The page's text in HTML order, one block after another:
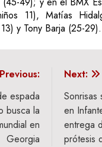
11), Matías
y Tony Barja (25-29).
Previous:
espada
busca la
en
Georgia
Next:
Sonrisas
en
entrega
prótesis